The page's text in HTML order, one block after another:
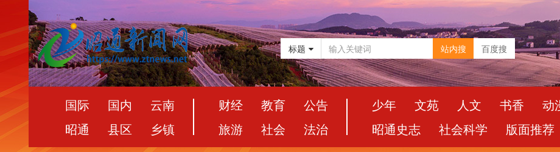
标题 站内搜 百度搜
国际 国内
云南
昭通
县区 乡镇
财经 教育
公告
旅游
社会 法治
少年 文苑 人文 书香
动
昭通史志
社会科学 版面推荐